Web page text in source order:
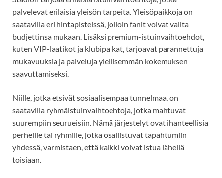
palvelevat erilaisia yleisön tarpeita. Yleisöpaikkoja on
saatavilla eri hintapisteissä, jolloin fanit voivat valita
budjettinsa mukaan. Lisäksi premium-istuinvaihtoehdot,
kuten VIP-laatikot ja klubipaikat, tarjoavat parannettuja
mukavuuksia ja palveluja ylellisemmän kokemuksen
saavuttamiseksi.
Niille, jotka etsivät sosiaalisempaa tunnelmaa, on
saatavilla ryhmäistuinvaihtoehtoja, jotka mahtuvat
suurempiin seurueisiin. Nämä järjestelyt ovat ihanteellisia
perheille tai ryhmille, jotka osallistuvat tapahtumiin
yhdessä, varmistaen, että kaikki voivat istua lähellä
toisiaan.